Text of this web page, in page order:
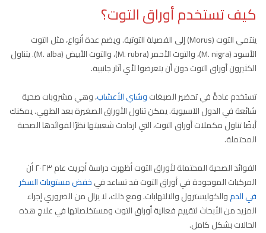
كيف تستخدم أوراق التوت؟
ينتمي التوت (Morus) إلى الفصيلة التوتية. ويضم عدة أنواع، مثل التوت
الأسود (M. nigra)، والتوت الأحمر (M. rubra)، والتوت الأبيض (M. alba). يتناول
الكثيرون أوراق التوت دون أن يتعرضوا لأي آثار جانبية.
تستخدم عادةً في تحضير الصبغاتوشاي الأعشاب، وهي مشروبات صحية
شائعة في الدول الآسيوية. يمكن تناول الأوراق الصغيرة بعد الطهي. يمكنك
أيضًا تناول مكملات أوراق التوت، التي ازدادت شعبيتها نظرًا لفوائدها الصحية
المحتملة.
الفوائد الصحية المحتملة لأوراق التوت أظهرت دراسة أجريت عام ٢٠٢٣ أن
المركبات الموجودة في أوراق التوت قد تساعد فيخفض مستويات السكر
في الدموالكوليسترول والالتهابات. ومع ذلك، لا يزال من الضروري إجراء
المزيد من الأبحاث لتقييم فعالية أوراق التوت ومستخلصاتها في علاج هذه
الحالات بشكل كامل.